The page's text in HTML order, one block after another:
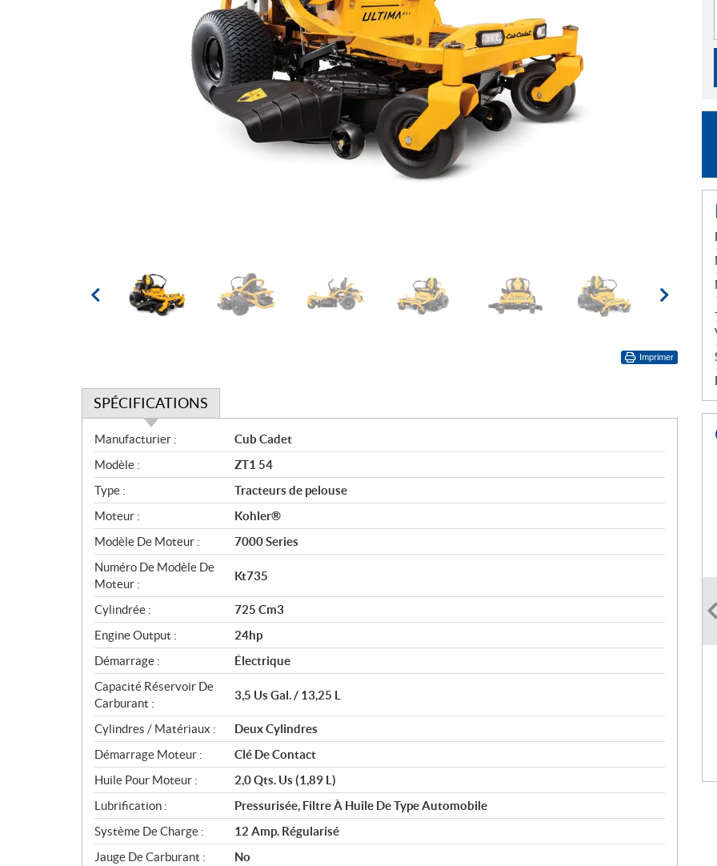
Imprimer
SPÉCIFICATIONS
S
p
é
c
i
f
i
c
a
t
i
o
n
s
Manufacturier :
Cub Cadet
Modèle :
ZT1 54
Type :
Tracteurs de pelouse
Moteur :
Kohler®
Modèle De Moteur :
7000 Series
Numéro De Modèle De
Moteur :
Kt735
Cylindrée :
725 Cm3
Engine Output :
24hp
Démarrage :
Électrique
Capacité Réservoir De
Carburant :
3,5 Us Gal. / 13,25 L
Cylindres / Matériaux :
Deux Cylindres
Démarrage Moteur :
Clé De Contact
Huile Pour Moteur :
2,0 Qts. Us (1,89 L)
Lubrification :
Pressurisée, Filtre À Huile De Type Automobile
Système De Charge :
12 Amp. Régularisé
Jauge De Carburant :
No